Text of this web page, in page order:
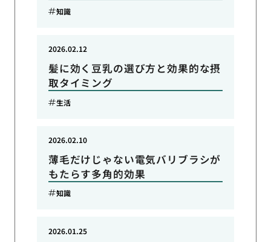
知識
髪に効く豆乳の選び方と効果的な摂
取タイミング
2026.02.12
生活
薄毛だけじゃない電気バリブラシが
もたらす多角的効果
2026.02.10
知識
2026.01.25